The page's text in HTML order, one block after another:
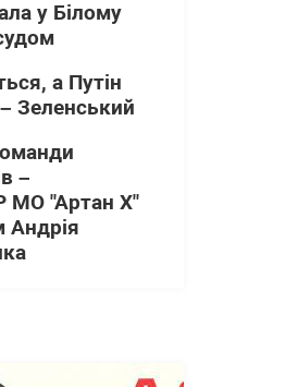
у Білому
а Путін
Зеленський
–
МО "Артан Х"
Андрія